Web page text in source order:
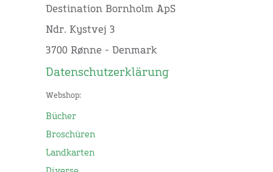
Destination Bornholm ApS
Ndr. Kystvej 3
3700 Rønne - Denmark
Datenschutzerklärung
Webshop:
Bücher
Broschüren
Landkarten